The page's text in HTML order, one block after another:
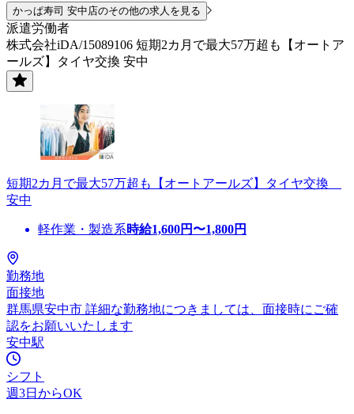
かっぱ寿司 安中店のその他の求人を見る
派遣労働者
株式会社iDA/15089106 短期2カ月で最大57万超も【オートア
ールズ】タイヤ交換 安中
短期2カ月で最大57万超も【オートアールズ】タイヤ交換
安中
軽作業・製造系時給1,600円〜1,800円
勤務地
面接地
群馬県安中市 詳細な勤務地につきましては、面接時にご確
認をお願いいたします
安中駅
シフト
週3日からOK